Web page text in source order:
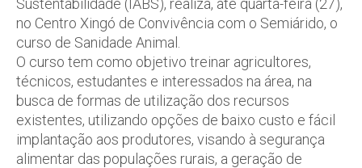
Sustentabilidade (IABS), realiza, até quarta-feira (27),
no Centro Xingó de Convivência com o Semiárido, o
curso de Sanidade Animal.
O curso tem como objetivo treinar agricultores,
técnicos, estudantes e interessados na área, na
busca de formas de utilização dos recursos
existentes, utilizando opções de baixo custo e fácil
implantação aos produtores, visando à segurança
alimentar das populações rurais, a geração de